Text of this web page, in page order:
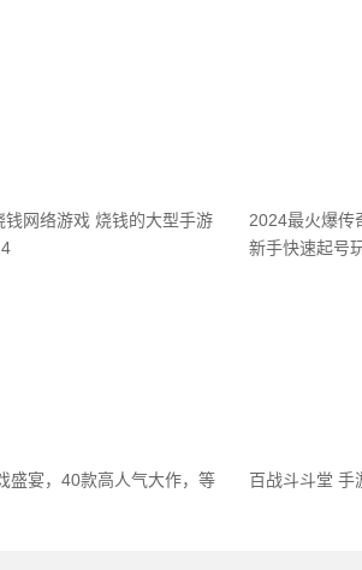
钱网络游戏 烧钱的大型手游
2024最火爆传
新手快速起号
盛宴，40款高人气大作，等
百战斗斗堂 手